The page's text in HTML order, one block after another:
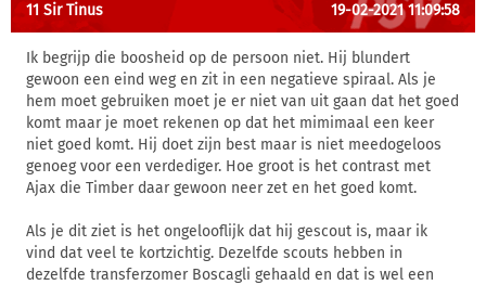
11 Sir Tinus 19-02-2021 11:09:58
Ik begrijp die boosheid op de persoon niet. Hij blundert
gewoon een eind weg en zit in een negatieve spiraal. Als je
hem moet gebruiken moet je er niet van uit gaan dat het goed
komt maar je moet rekenen op dat het mimimaal een keer
niet goed komt. Hij doet zijn best maar is niet meedogeloos
genoeg voor een verdediger. Hoe groot is het contrast met
Ajax die Timber daar gewoon neer zet en het goed komt.
Als je dit ziet is het ongelooflijk dat hij gescout is, maar ik
vind dat veel te kortzichtig. Dezelfde scouts hebben in
dezelfde transferzomer Boscagli gehaald en dat is wel een